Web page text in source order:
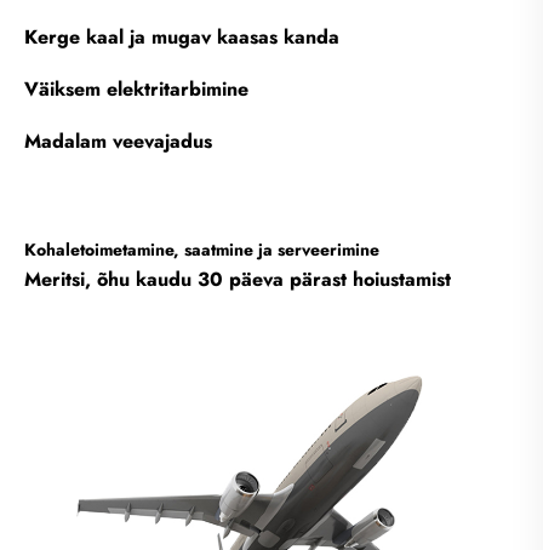
Kerge kaal ja mugav kaasas kanda
Väiksem elektritarbimine
Madalam veevajadus
Kohaletoimetamine, saatmine ja serveerimine
Meritsi, õhu kaudu 30 päeva pärast hoiustamist